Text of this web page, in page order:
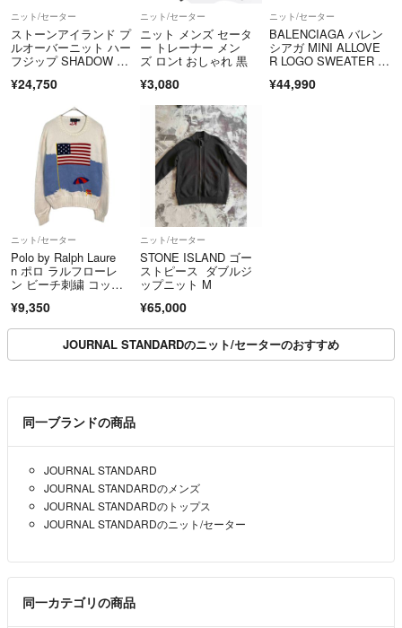
ニット/セーター
ストーンアイランド プ
ルオーバーニット ハー
フジップ SHADOW P
1 メンズ STONE ISLA
¥24,750
ニット/セーター
ニット メンズ セータ
ー トレーナー メン
ズ ロンt おしゃれ 黒
¥3,080
ニット/セーター
BALENCIAGA バレン
シアガ MINI ALLOVE
R LOGO SWEATER 総
ネック ニット セータ
¥44,990
ニット/セーター
Polo by Ralph Laure
n ポロ ラルフローレ
ン ビーチ刺繍 コット
ワイト(メンズ L)中
古 古着 Y7498
¥9,350
ニット/セーター
STONE ISLAND ゴー
ストピース ダブルジ
ップニット M
¥65,000
JOURNAL STANDARDのニット/セーターのおすすめ
同一ブランドの商品
JOURNAL STANDARD
JOURNAL STANDARDのメンズ
JOURNAL STANDARDのトップス
JOURNAL STANDARDのニット/セーター
同一カテゴリの商品